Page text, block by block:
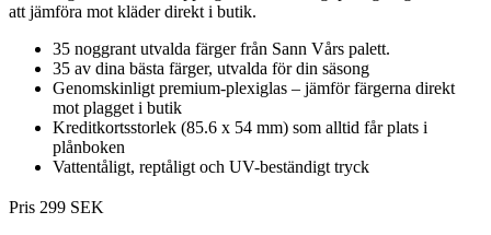
att jämföra mot kläder direkt i butik.
35 noggrant utvalda färger från Sann Vårs palett.
35 av dina bästa färger, utvalda för din säsong
Genomskinligt premium-plexiglas – jämför färgerna direkt
mot plagget i butik
Kreditkortsstorlek (85.6 x 54 mm) som alltid får plats i
plånboken
Vattentåligt, reptåligt och UV-beständigt tryck
Pris 299 SEK